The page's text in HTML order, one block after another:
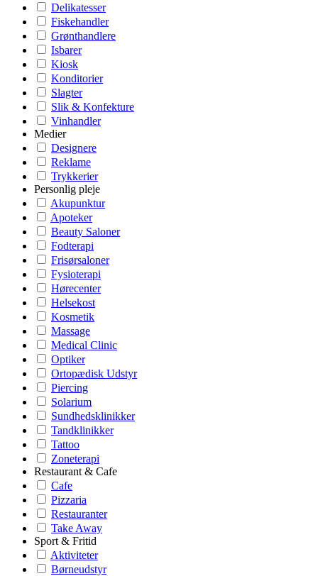
Delikatesser
Fiskehandler
Grønthandlere
Isbarer
Kiosk
Konditorier
Slagter
Slik & Konfekture
Vinhandler
Medier
Designere
Reklame
Trykkerier
Personlig pleje
Akupunktur
Apoteker
Beauty Saloner
Fodterapi
Frisørsaloner
Fysioterapi
Hørecenter
Helsekost
Kosmetik
Massage
Medical Clinic
Optiker
Ortopædisk Udstyr
Piercing
Solarium
Sundhedsklinikker
Tandklinikker
Tattoo
Zoneterapi
Restaurant & Cafe
Cafe
Pizzaria
Restauranter
Take Away
Sport & Fritid
Aktiviteter
Børneudstyr